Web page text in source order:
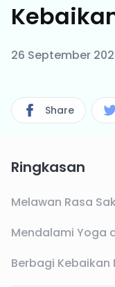
26 September
Share
Ringkasan
Melawan Rasa
Mendalami Yoga
Berbagi Kebaikan